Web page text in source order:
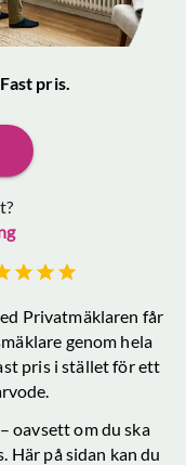
pris.
Privatmäklaren får
genom hela
pris i stället för ett
– oavsett om du ska
Här på sidan kan du